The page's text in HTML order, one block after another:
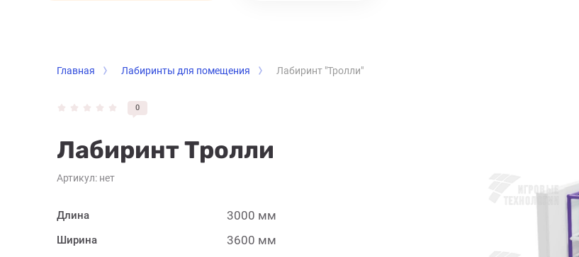
Главная Лабиринты для помещения Лабиринт "Тролли"
0
Лабиринт Тролли
Артикул: нет
Длина 3000 мм
Ширина 3600 мм